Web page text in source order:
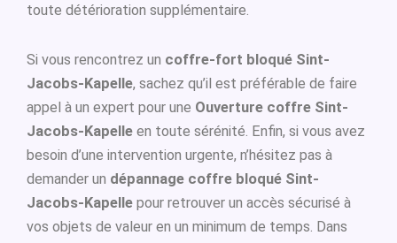
toute détérioration supplémentaire.
Si vous rencontrez un coffre-fort bloqué Sint-
Jacobs-Kapelle, sachez qu’il est préférable de faire
appel à un expert pour une Ouverture coffre Sint-
Jacobs-Kapelle en toute sérénité. Enfin, si vous avez
besoin d’une intervention urgente, n’hésitez pas à
demander un dépannage coffre bloqué Sint-
Jacobs-Kapelle pour retrouver un accès sécurisé à
vos objets de valeur en un minimum de temps. Dans